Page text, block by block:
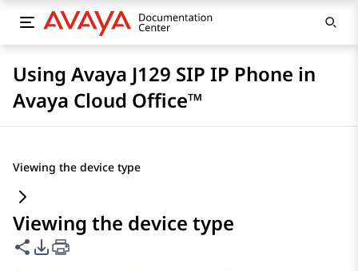
Using Avaya J129 SIP IP Phone in
Avaya Cloud Office™
Viewing the device type
Viewing the device type
Compartilhar esta página
Opções de exportação de PDF